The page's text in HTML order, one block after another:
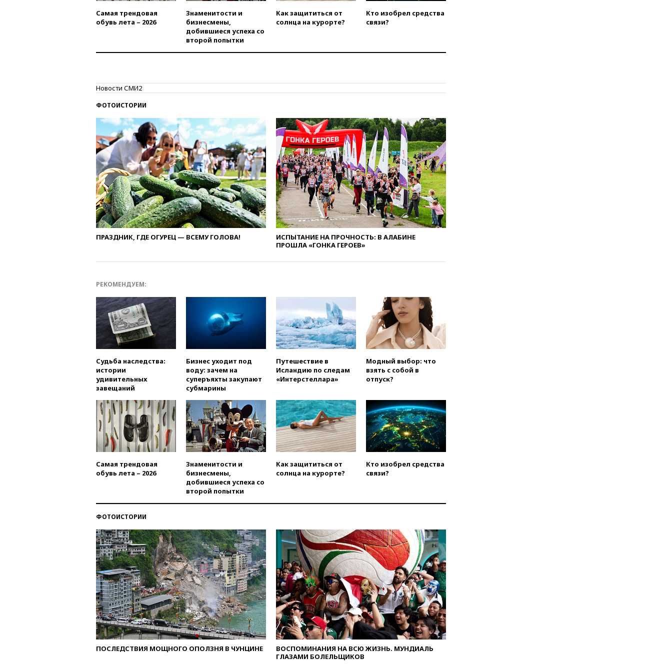
В Минстрое сравнили
качество жилья в Нью-Йорке и
России
отпустить его с круглого стола
01:35Мигрант погиб при
попытке попасть из Марокко в
00:30FT: ЕС не готов принять в
блок Украину из-за уровня
коррупции
вчера, 23:35Лукашенко
объяснил экономическую
выгоду безвизового режима с
ЕС
вчера, 22:59На башню
ресторана «Армения» в
Москве вернут утраченную
скульптуру балерины
вчера, 22:45Литовец
протаранил погранпункт при
огня США и Ирана
вчера, 22:15Три человека
получили ножевые ранения
при нападении в Чехии
вчера, 22:00Путин поручил
РЛС для Белгородской
области
использовании Starlink для
атак вглубь РФ
вчера, 21:35После пожара на
складе в Брянске возбудили
уголовное дело
вчера, 21:26 Лидеры сборной
РФ по гимнастике получили
вчера, 21:15Пентагон
вчера, 21:00На границе
Украины с Польшей скопилось
свыше 6,5 тысячи грузовиков
вчера, 20:53 Швыдкой:
«Интервидение» точно
пройдет в 2026 году
вчера, 20:45ПВО за день
сбила еще 75 украинских
беспилотников над Россией
вчера, 20:35Велосипедист
погиб при атаке FPV-дрона в
Белгородской области
Самая трендовая
обувь лета – 2026
Знаменитости и
бизнесмены,
добившиеся успеха со
второй попытки
Как защититься от
солнца на курорте?
Кто изобрел средства
связи?
Новости СМИ2
ФОТОИСТОРИИ
ПРАЗДНИК, ГДЕ ОГУРЕЦ — ВСЕМУ ГОЛОВА!
ИСПЫТАНИЕ НА ПРОЧНОСТЬ: В АЛАБИНЕ
ПРОШЛА «ГОНКА ГЕРОЕВ»
РЕКОМЕНДУЕМ:
Судьба наследства:
истории
удивительных
завещаний
Бизнес уходит под
воду: зачем на
суперъяхты закупают
субмарины
Путешествие в
Исландию по следам
«Интерстеллара»
Модный выбор: что
взять с собой в
отпуск?
Самая трендовая
обувь лета – 2026
Знаменитости и
бизнесмены,
добившиеся успеха со
второй попытки
Как защититься от
солнца на курорте?
Кто изобрел средства
связи?
ФОТОИСТОРИИ
ПОСЛЕДСТВИЯ МОЩНОГО ОПОЛЗНЯ В ЧУНЦИНЕ
ВОСПОМИНАНИЯ НА ВСЮ ЖИЗНЬ. МУНДИАЛЬ
ГЛАЗАМИ БОЛЕЛЬЩИКОВ